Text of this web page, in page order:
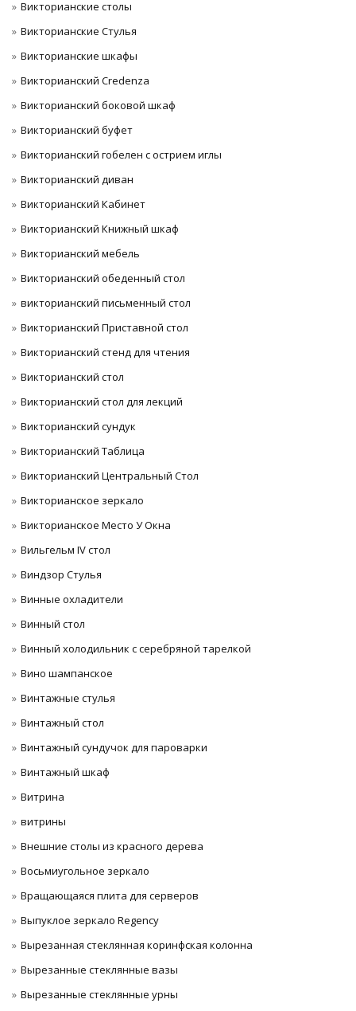
Викторианские столы
Викторианские Стулья
Викторианские шкафы
Викторианский Credenza
Викторианский боковой шкаф
Викторианский буфет
Викторианский гобелен с острием иглы
Викторианский диван
Викторианский Кабинет
Викторианский Книжный шкаф
Викторианский мебель
Викторианский обеденный стол
викторианский письменный стол
Викторианский Приставной стол
Викторианский стенд для чтения
Викторианский стол
Викторианский стол для лекций
Викторианский сундук
Викторианский Таблица
Викторианский Центральный Стол
Викторианское зеркало
Викторианское Место У Окна
Вильгельм IV стол
Виндзор Стулья
Винные охладители
Винный стол
Винный холодильник с серебряной тарелкой
Вино шампанское
Винтажные стулья
Винтажный стол
Винтажный сундучок для пароварки
Винтажный шкаф
Витрина
витрины
Внешние столы из красного дерева
Восьмиугольное зеркало
Вращающаяся плита для серверов
Выпуклое зеркало Regency
Вырезанная стеклянная коринфская колонна
Вырезанные стеклянные вазы
Вырезанные стеклянные урны